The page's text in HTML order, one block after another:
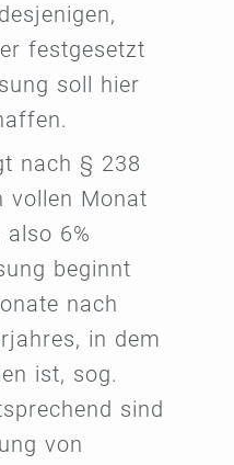
festgesetzt
soll hier
nach § 238
vollen Monat
6%
beginnt
nach
in dem
ist, sog.
sind
von